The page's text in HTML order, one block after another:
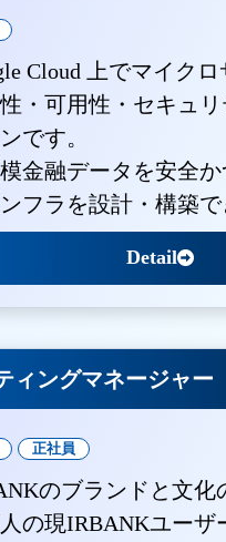
Cloud 上でマイク
・可用性・セキュ
です。
金融データを安全
フラを設計・構築で
Detail
ィングマネージャー
正社員
のブランドと文化
の現IRBANKユーザ